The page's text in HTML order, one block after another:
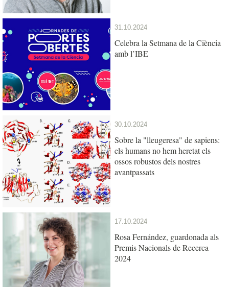
31.10.2024
Celebra la Setmana de la Ciència
amb l’IBE
30.10.2024
Sobre la "lleugeresa" de sapiens:
els humans no hem heretat els
ossos robustos dels nostres
avantpassats
17.10.2024
Rosa Fernández, guardonada als
Premis Nacionals de Recerca
2024